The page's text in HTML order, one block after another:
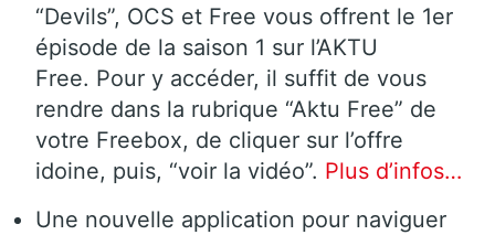
“Devils”, OCS et Free vous offrent le 1er
épisode de la saison 1 sur l’AKTU
Free. Pour y accéder, il suffit de vous
rendre dans la rubrique “Aktu Free” de
votre Freebox, de cliquer sur l’offre
idoine, puis, “voir la vidéo”. Plus d’infos…
Une nouvelle application pour naviguer